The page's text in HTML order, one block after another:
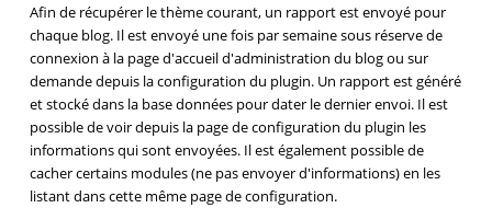
Afin de récupérer le thème courant, un rapport est envoyé pour
chaque blog. Il est envoyé une fois par semaine sous réserve de
connexion à la page d'accueil d'administration du blog ou sur
demande depuis la configuration du plugin. Un rapport est généré
et stocké dans la base données pour dater le dernier envoi. Il est
possible de voir depuis la page de configuration du plugin les
informations qui sont envoyées. Il est également possible de
cacher certains modules (ne pas envoyer d'informations) en les
listant dans cette même page de configuration.